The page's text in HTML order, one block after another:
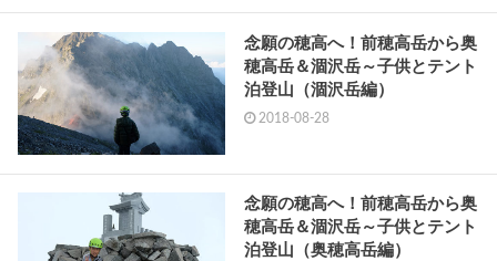
念願の穂高へ！前穂高岳から奥
穂高岳＆涸沢岳～子供とテント
泊登山（涸沢岳編）
2018-08-28
念願の穂高へ！前穂高岳から奥
穂高岳＆涸沢岳～子供とテント
泊登山（奥穂高岳編）